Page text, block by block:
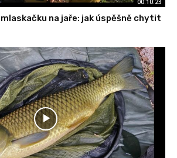
00:10:23
na jaře: jak úspěšně chytit